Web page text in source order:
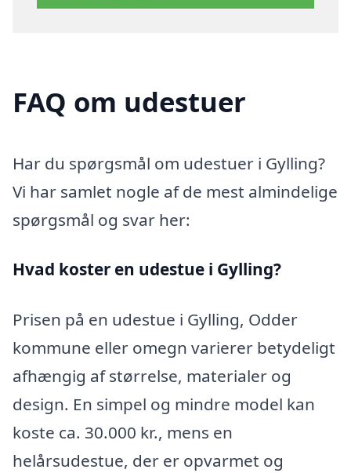
FAQ om udestuer
Har du spørgsmål om udestuer i Gylling?
Vi har samlet nogle af de mest almindelige
spørgsmål og svar her:
Hvad koster en udestue i Gylling?
Prisen på en udestue i Gylling, Odder
kommune eller omegn varierer betydeligt
afhængig af størrelse, materialer og
design. En simpel og mindre model kan
koste ca. 30.000 kr., mens en
helårsudestue, der er opvarmet og